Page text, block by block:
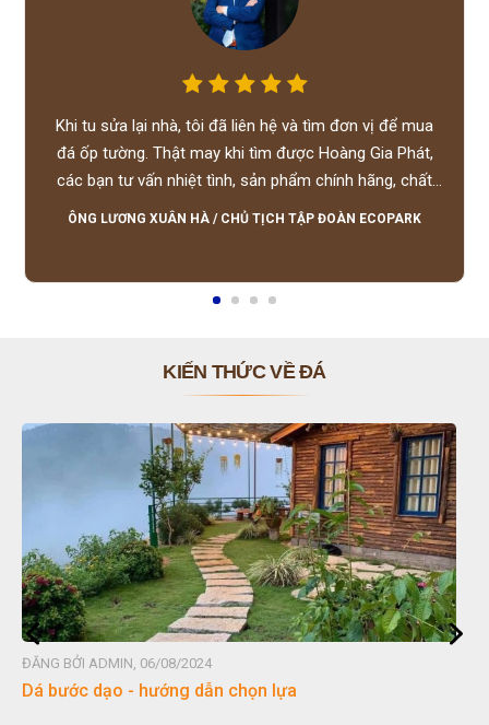
Khi tu sửa lại nhà, tôi đã liên hệ và tìm đơn vị để mua
đá ốp tường. Thật may khi tìm được Hoàng Gia Phát,
các bạn tư vấn nhiệt tình, sản phẩm chính hãng, chất
lượng tốt, giá hợp lý, hỗ trợ tận tình.
ÔNG LƯƠNG XUÂN HÀ / CHỦ TỊCH TẬP ĐOÀN ECOPARK
KIẾN THỨC VỀ ĐÁ
ĐĂNG BỞI ADMIN, 06/08/2024
Đá non bộ - cách lựa chọn non bộ đẹp